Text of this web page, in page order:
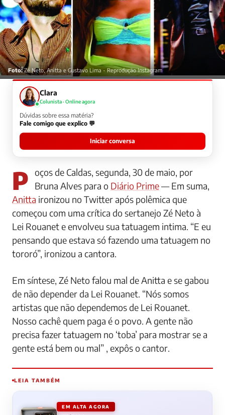
Foto:Zé Neto, Anitta e Gustavo Lima - Reprodução Instagram
Clara
Colunista · Online agora
Dúvidas sobre essa matéria?
Fale comigo que explico 💬
Iniciar conversa
Poços de Caldas, segunda, 30 de maio, por Bruna Alves para o Diário Prime— Em suma,
Anitta ironizou no Twitter após polêmica que
começou com uma crítica do sertanejo Zé Neto à
Lei Rouanet e envolveu sua tatuagem intima. “E eu
pensando que estava só fazendo uma tatuagem no
tororó”, ironizou a cantora.
Em síntese, Zé Neto falou mal de Anitta e se gabou
de não depender da Lei Rouanet. “Nós somos
artistas que não dependemos de Lei Rouanet.
Nosso cachê quem paga é o povo. A gente não
precisa fazer tatuagem no ‘toba’ para mostrar se a
gente está bem ou mal” , expôs o cantor.
LEIA TAMBÉM
EM ALTA AGORA